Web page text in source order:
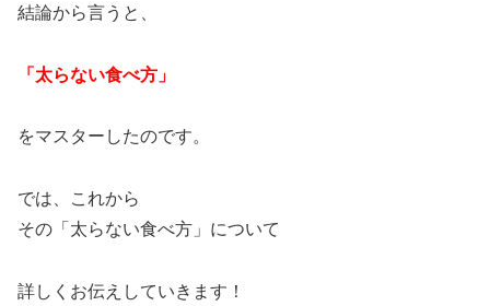
結論から言うと、
「太らない食べ方」
をマスターしたのです。
では、これから
その「太らない食べ方」について
詳しくお伝えしていきます！